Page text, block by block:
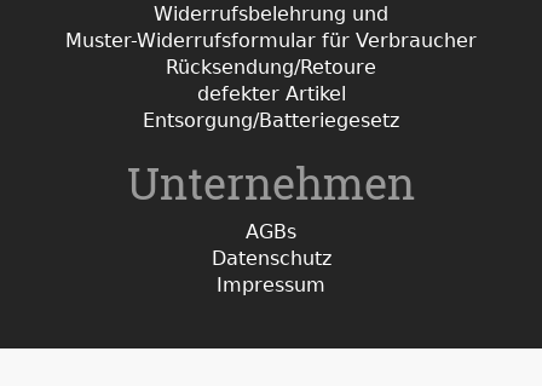
Widerrufsbelehrung und
Muster-Widerrufsformular für Verbraucher
Rücksendung/Retoure
defekter Artikel
Entsorgung/Batteriegesetz
Unternehmen
AGBs
Datenschutz
Impressum